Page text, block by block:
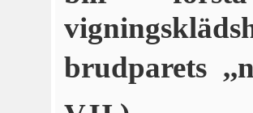
brudparets